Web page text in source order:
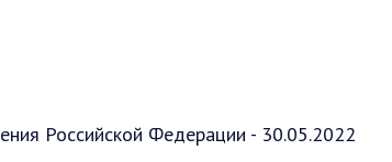
Российской Федерации - 30.05.2022